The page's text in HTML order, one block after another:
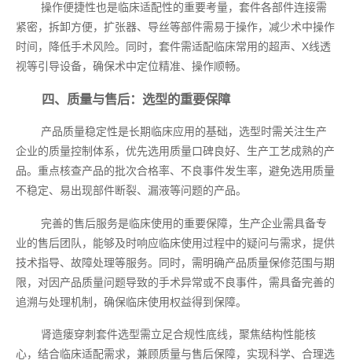
操作便捷性也是临床适配性的重要考量，套件各部件连接需
紧密，拆卸方便，扩张器、导丝等部件需易于操作，减少术中操作
时间，降低手术风险。同时，套件需适配临床常用的超声、X线透
视等引导设备，确保术中定位精准、操作顺畅。
四、质量与售后：选型的重要保障
产品质量稳定性是长期临床应用的基础，选型时需关注生产
企业的质量控制体系，优先选用质量口碑良好、生产工艺成熟的产
品。重点核查产品的批次合格率、不良事件发生率，避免选用质量
不稳定、易出现部件断裂、漏液等问题的产品。
完善的售后服务是临床使用的重要保障，生产企业需具备专
业的售后团队，能够及时响应临床使用过程中的疑问与需求，提供
技术指导、故障处理等服务。同时，需明确产品质量保修范围与期
限，对因产品质量问题导致的手术异常或不良事件，需具备完善的
追溯与处理机制，确保临床使用权益得到保障。
肾造瘘穿刺套件选型需立足合规性底线，聚焦结构性能核
心，结合临床适配需求，兼顾质量与售后保障，实现科学、合理选